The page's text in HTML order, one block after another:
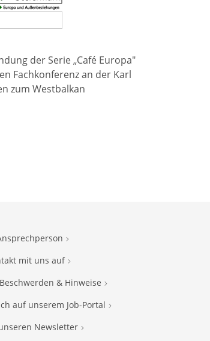
der Serie „Café Europa"
Fachkonferenz an der Karl
zum Westbalkan
mit uns auf
& Hinweise
auf unserem Job-Portal
Newsletter